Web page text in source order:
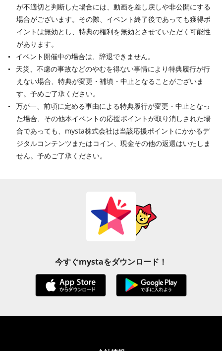
が不適切と判断した場合には、動画を差し戻しや非公開にする
場合がございます。その際、イベント終了後であっても獲得ポ
イントは無効とし、特典の権利を無効とさせていただく可能性
があります。
イベント開催中の場合は、辞退できません。
天災、不慮の事故などのやむを得ない事情により特典履行が行
えない場合、特典が変更・補填・中止となることがございま
す。予めご了承ください。
万が一、前項に定める事由による特典履行が変更・中止となっ
た場合、その他本イベントの応援ポイントが取り消しされた場
合であっても、mysta株式会社は当該応援ポイントにかかるデ
ジタルコンテンツまたはコイン、現金その他の返還はいたしま
せん。予めご了承ください。
今すぐmystaをダウンロード！